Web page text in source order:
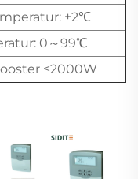
±2℃
0～99℃
≤2000W